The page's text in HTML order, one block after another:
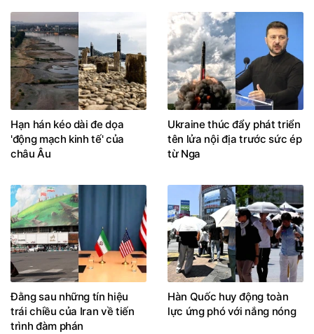
Hạn hán kéo dài đe dọa
'động mạch kinh tế' của
châu Âu
Ukraine thúc đẩy phát triển
tên lửa nội địa trước sức ép
từ Nga
Đằng sau những tín hiệu
trái chiều của Iran về tiến
trình đàm phán
Hàn Quốc huy động toàn
lực ứng phó với nắng nóng